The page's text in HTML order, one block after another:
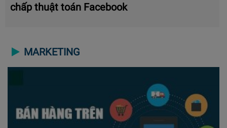
chấp thuật toán Facebook
MARKETING